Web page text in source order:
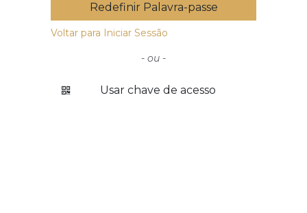
Redefinir Palavra-passe
Voltar para Iniciar Sessão
- ou -
Usar chave de acesso